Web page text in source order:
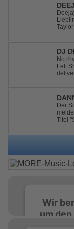
einen
tanz...
DJ
No
Left
Der
Titel
seine
Wir
um